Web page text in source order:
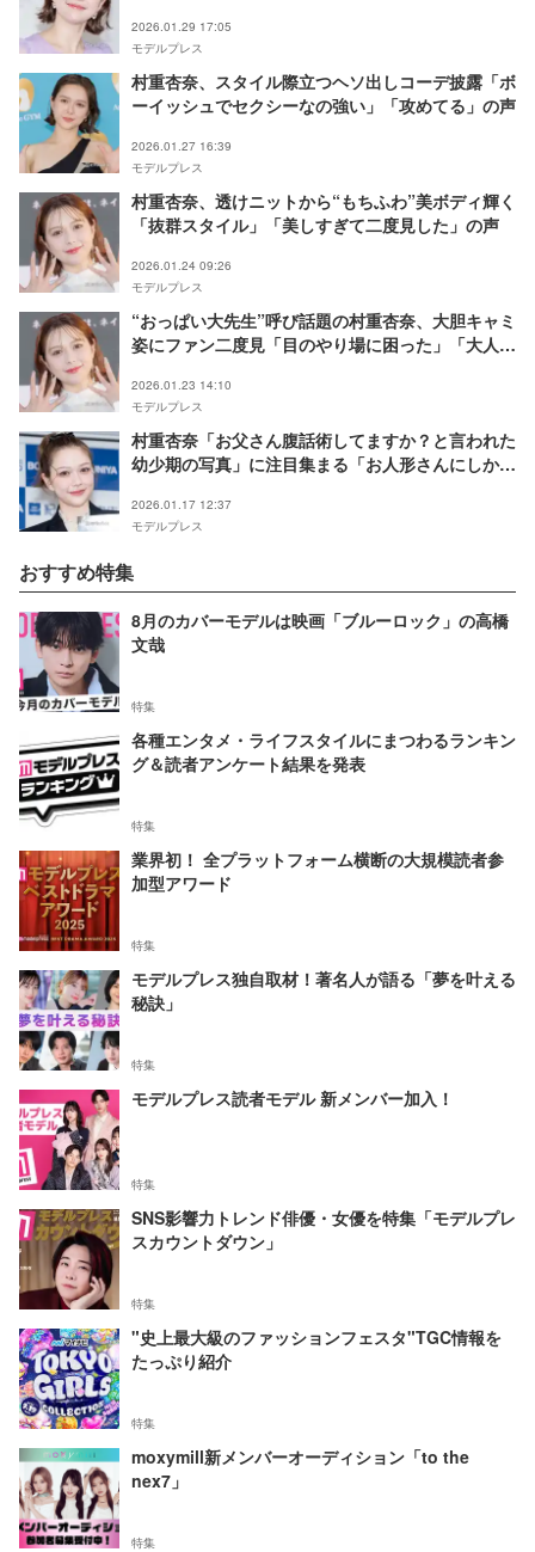
2026.01.29 17:05
モデルプレス
村重杏奈、スタイル際立つヘソ出しコーデ披露「ボ
ーイッシュでセクシーなの強い」「攻めてる」の声
2026.01.27 16:39
モデルプレス
村重杏奈、透けニットから“もちふわ”美ボディ輝く
「抜群スタイル」「美しすぎて二度見した」の声
2026.01.24 09:26
モデルプレス
“おっぱい大先生”呼び話題の村重杏奈、大胆キャミ
姿にファン二度見「目のやり場に困った」「大人の
2026.01.23 14:10
モデルプレス
村重杏奈「お父さん腹話術してますか？と言われた
幼少期の写真」に注目集まる「お人形さんにしか見
2026.01.17 12:37
モデルプレス
おすすめ特集
8月のカバーモデルは映画「ブルーロック」の高橋
文哉
特集
各種エンタメ・ライフスタイルにまつわるランキン
グ＆読者アンケート結果を発表
特集
業界初！ 全プラットフォーム横断の大規模読者参
加型アワード
特集
モデルプレス独自取材！著名人が語る「夢を叶える
秘訣」
特集
モデルプレス読者モデル 新メンバー加入！
特集
SNS影響力トレンド俳優・女優を特集「モデルプレ
スカウントダウン」
特集
"史上最大級のファッションフェスタ"TGC情報を
たっぷり紹介
特集
moxymill新メンバーオーディション「to the
nex7」
特集